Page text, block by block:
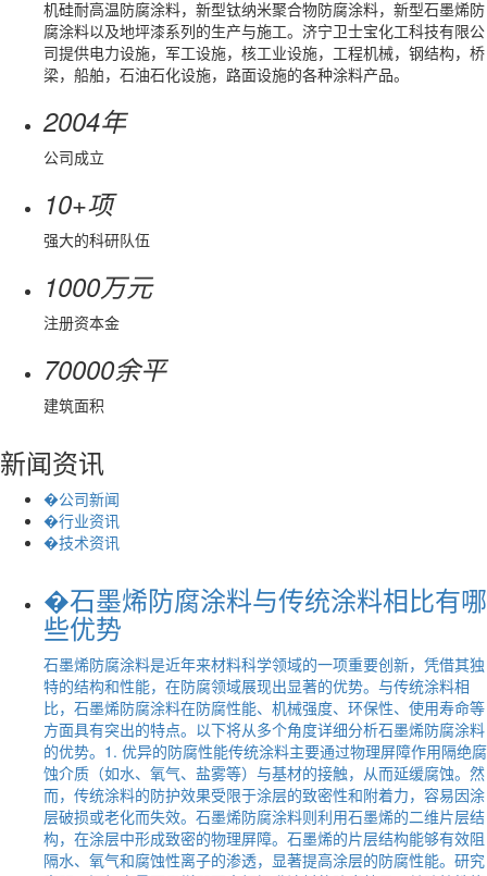
机硅耐高温防腐涂料，新型钛纳米聚合物防腐涂料，新型石墨烯防
腐涂料以及地坪漆系列的生产与施工。济宁卫士宝化工科技有限公
司提供电力设施，军工设施，核工业设施，工程机械，钢结构，桥
梁，船舶，石油石化设施，路面设施的各种涂料产品。
2004年
公司成立
10+项
强大的科研队伍
1000万元
注册资本金
70000余平
建筑面积
新闻资讯
�公司新闻
�行业资讯
�技术资讯
�石墨烯防腐涂料与传统涂料相比有哪
些优势
石墨烯防腐涂料是近年来材料科学领域的一项重要创新，凭借其独
特的结构和性能，在防腐领域展现出显著的优势。与传统涂料相
比，石墨烯防腐涂料在防腐性能、机械强度、环保性、使用寿命等
方面具有突出的特点。以下将从多个角度详细分析石墨烯防腐涂料
的优势。1. 优异的防腐性能传统涂料主要通过物理屏障作用隔绝腐
蚀介质（如水、氧气、盐雾等）与基材的接触，从而延缓腐蚀。然
而，传统涂料的防护效果受限于涂层的致密性和附着力，容易因涂
层破损或老化而失效。石墨烯防腐涂料则利用石墨烯的二维片层结
构，在涂层中形成致密的物理屏障。石墨烯的片层结构能够有效阻
隔水、氧气和腐蚀性离子的渗透，显著提高涂层的防腐性能。研究